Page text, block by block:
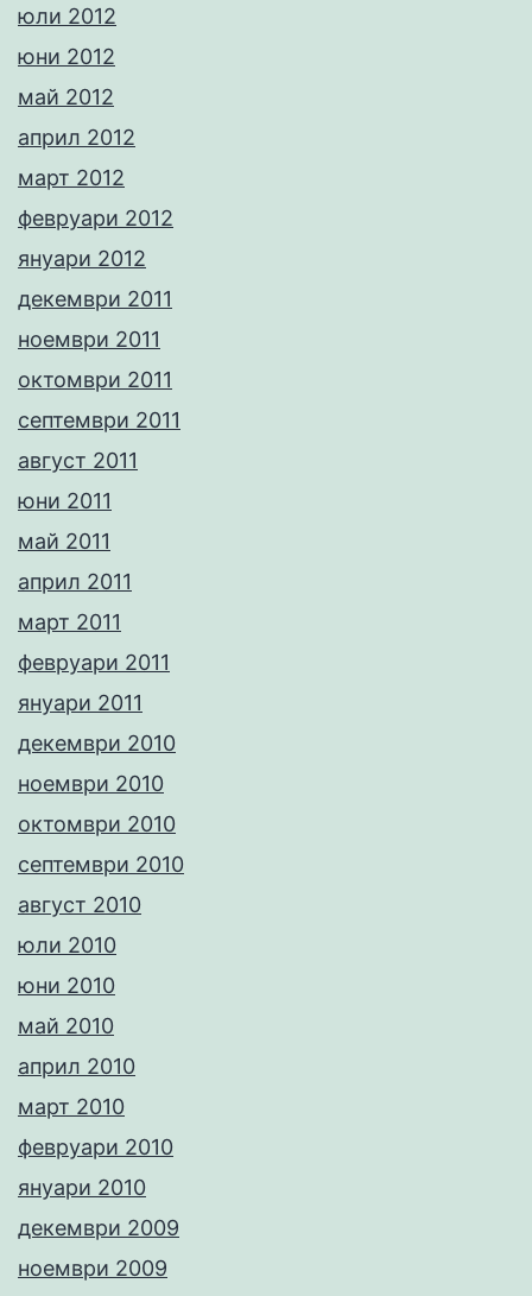
юли 2012
юни 2012
май 2012
април 2012
март 2012
февруари 2012
януари 2012
декември 2011
ноември 2011
октомври 2011
септември 2011
август 2011
юни 2011
май 2011
април 2011
март 2011
февруари 2011
януари 2011
декември 2010
ноември 2010
октомври 2010
септември 2010
август 2010
юли 2010
юни 2010
май 2010
април 2010
март 2010
февруари 2010
януари 2010
декември 2009
ноември 2009